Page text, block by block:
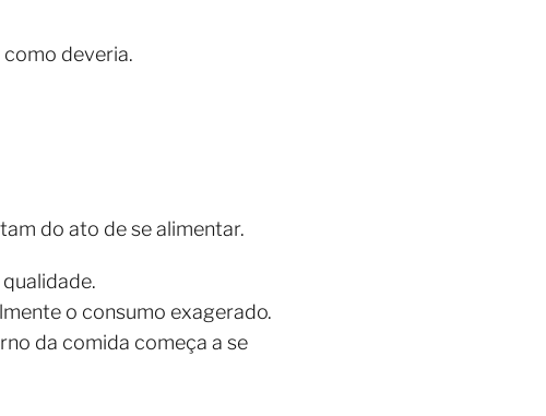
deveria.
do ato de se alimentar.
o consumo exagerado.
da comida começa a se